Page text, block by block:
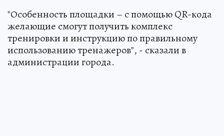
"Особенность площадки – с помощью QR-кода
желающие смогут получить комплекс
тренировки и инструкцию по правильному
использованию тренажеров", - сказали в
администрации города.